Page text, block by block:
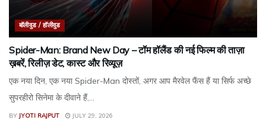
बॉलीवुड / हॉलीवुड
Spider-Man: Brand New Day – टॉम हॉलैंड की नई फिल्म की ताज़ा
ख़बरें, रिलीज़ डेट, कास्ट और रिव्यूज़
एक नया दिन, एक नया Spider-Man दोस्तों, अगर आप मैरवेल फैंस हैं या सिर्फ अच्छे
सुपरहीरो सिनेमा के दीवाने हैं,...
BY JYOTI RAJPUT JULY 29, 2026